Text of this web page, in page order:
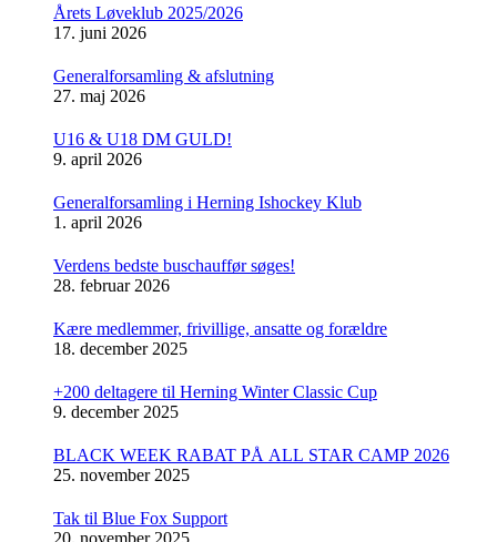
Årets Løveklub 2025/2026
17. juni 2026
Generalforsamling & afslutning
27. maj 2026
U16 & U18 DM GULD!
9. april 2026
Generalforsamling i Herning Ishockey Klub
1. april 2026
Verdens bedste buschauffør søges!
28. februar 2026
Kære medlemmer, frivillige, ansatte og forældre
18. december 2025
+200 deltagere til Herning Winter Classic Cup
9. december 2025
BLACK WEEK RABAT PÅ ALL STAR CAMP 2026
25. november 2025
Tak til Blue Fox Support
20. november 2025